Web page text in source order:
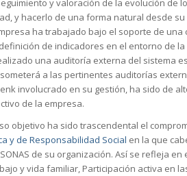
y valoración de la evolución de
y hacerlo de una forma natural desde
ha trabajado bajo el soporte de
de indicadores en el entorno de
una auditoría externa del sistema
a las pertinentes auditorías
involucrado en su gestión, ha sido de
de la empresa.
objetivo ha sido trascendental el
y de Responsabilidad Social en la que
de su organización. Así se refleja
y vida familiar, Participación activa en